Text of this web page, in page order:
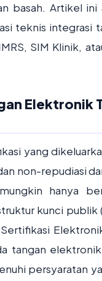
basah. Artikel
teknis integrasi
SIM Klinik,
yang
non-repudiasi
hanya
kunci
tangan
persyaratan